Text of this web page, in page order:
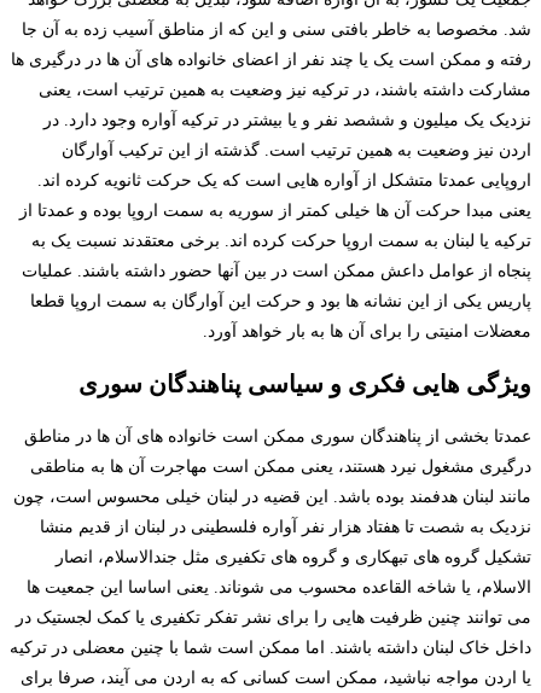
شد. مخصوصا به خاطر بافتی سنی و این که از مناطق آسیب زده به آن جا
رفته و ممکن است یک یا چند نفر از اعضای خانواده های آن ها در درگیری ها
مشارکت داشته باشند، در ترکیه نیز وضعیت به همین ترتیب است، یعنی
نزدیک یک میلیون و ششصد نفر و یا بیشتر در ترکیه آواره وجود دارد. در
اردن نیز وضعیت به همین ترتیب است. گذشته از این ترکیب آوارگان
اروپایی عمدتا متشکل از آواره هایی است که یک حرکت ثانویه کرده اند.
یعنی مبدا حرکت آن ها خیلی کمتر از سوریه به سمت اروپا بوده و عمدتا از
ترکیه یا لبنان به سمت اروپا حرکت کرده اند. برخی معتقدند نسبت یک به
پنجاه از عوامل داعش ممکن است در بین آنها حضور داشته باشند. عملیات
پاریس یکی از این نشانه ها بود و حرکت این آوارگان به سمت اروپا قطعا
معضلات امنیتی را برای آن ها به بار خواهد آورد.
ویژگی هایی فکری و سیاسی پناهندگان سوری
عمدتا بخشی از پناهندگان سوری ممکن است خانواده های آن ها در مناطق
درگیری مشغول نیرد هستند، یعنی ممکن است مهاجرت آن ها به مناطقی
مانند لبنان هدفمند بوده باشد. این قضیه در لبنان خیلی محسوس است، چون
نزدیک به شصت تا هفتاد هزار نفر آواره فلسطینی در لبنان از قدیم منشا
تشکیل گروه های تبهکاری و گروه های تکفیری مثل جندالاسلام، انصار
الاسلام، یا شاخه القاعده محسوب می شوناند. یعنی اساسا این جمعیت ها
می توانند چنین ظرفیت هایی را برای نشر تفکر تکفیری یا کمک لجستیک در
داخل خاک لبنان داشته باشند. اما ممکن است شما با چنین معضلی در ترکیه
یا اردن مواجه نباشید، ممکن است کسانی که به اردن می آیند، صرفا برای